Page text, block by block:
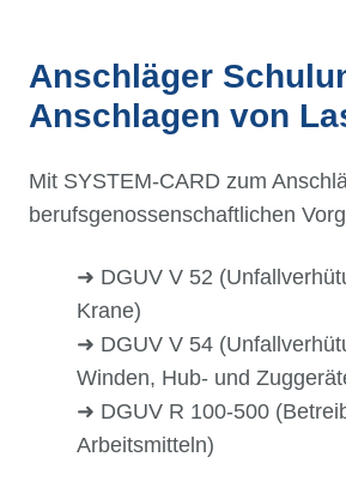
Anschläger
Anschlagen von
Mit SYSTEM-CARD zum
berufsgenossenschaftlichen
➜ DGUV V 52
Krane)
➜ DGUV V 54
Winden, Hub- und
➜ DGUV R 100-500
Arbeitsmitteln)